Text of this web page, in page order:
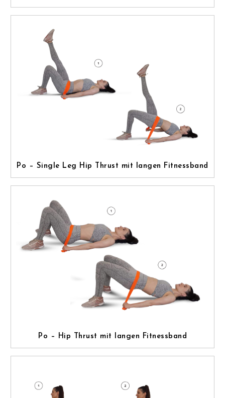
Po – Single Leg Hip Thrust mit langen Fitnessband
Po – Hip Thrust mit langen Fitnessband